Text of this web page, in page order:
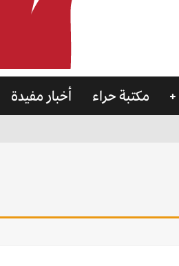
مكتبة حراء أخبار مفيدة